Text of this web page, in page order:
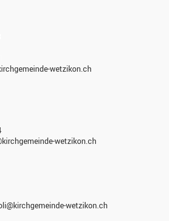
wetzikon.ch
wetzikon.ch
wetzikon.ch